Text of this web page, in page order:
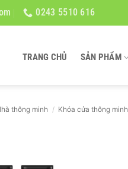
0243 5510 616
TRANG CHỦ SẢN PHẨM
thông minh / Khóa cửa thông minh